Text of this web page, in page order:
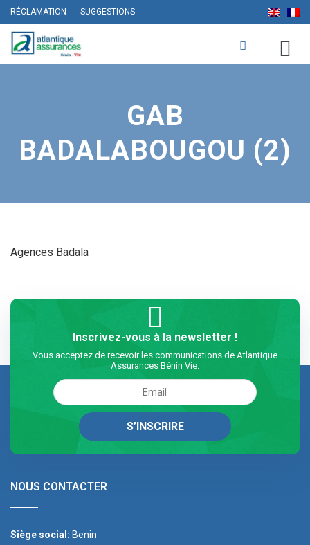
RÉCLAMATION SUGGESTIONS
GAB
BADALABOUGOU (2)
Agences Badala
Inscrivez-vous à la newsletter !
Vous acceptez de recevoir les communications de Atlantique
Assurances Bénin Vie.
NOUS CONTACTER
Siège social: Benin